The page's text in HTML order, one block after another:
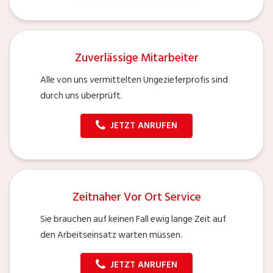
Zuverlässige Mitarbeiter
Alle von uns vermittelten Ungezieferprofis sind
durch uns überprüft.
JETZT ANRUFEN
Zeitnaher Vor Ort Service
Sie brauchen auf keinen Fall ewig lange Zeit auf
den Arbeitseinsatz warten müssen.
JETZT ANRUFEN